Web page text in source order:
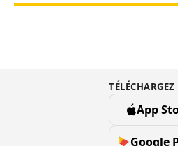
TÉLÉCHARGEZ
App
Google